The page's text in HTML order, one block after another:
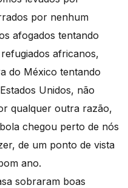
por nenhum
afogados tentando
africanos,
do México tentando
Unidos, não
qualquer outra razão,
chegou perto de nós
de um ponto de vista
ano.
sobraram boas